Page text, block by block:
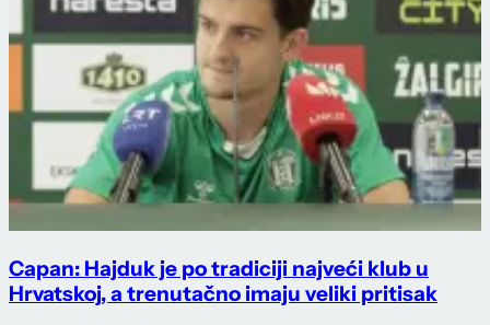
Capan: Hajduk je po tradiciji najveći klub u
Hrvatskoj, a trenutačno imaju veliki pritisak